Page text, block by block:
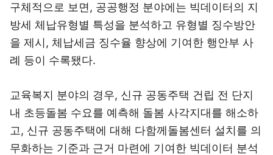
구체적으로 보면, 공공행정 분야에는 빅데이터의 지
방세 체납유형별 특성을 분석하고 유형별 징수방안
을 제시, 체납세금 징수율 향상에 기여한 행안부 사
례 등이 수록됐다.
교육복지 분야의 경우, 신규 공동주택 건립 전 단지
내 초등돌봄 수요를 예측해 돌봄 사각지대를 해소하
고, 신규 공동주택에 대해 다함께돌봄센터 설치를 의
무화하는 기준과 근거 마련에 기여한 빅데이터 분석